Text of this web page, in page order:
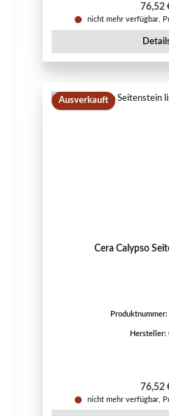
76,52
nicht mehr verfügbar,
Ausverkauft
Cera Calypso
Produktnummer:
Hersteller:
76,52
nicht mehr verfügbar,